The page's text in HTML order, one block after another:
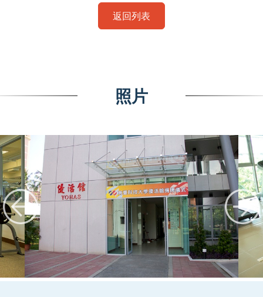
返回列表
照片